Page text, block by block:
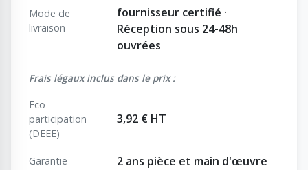
Mode de
livraison
fournisseur certifié ·
Réception sous 24-48h
ouvrées
Frais légaux inclus dans le prix :
Eco-
participation
(DEEE)
3,92 € HT
Garantie 2 ans pièce et main d'œuvre